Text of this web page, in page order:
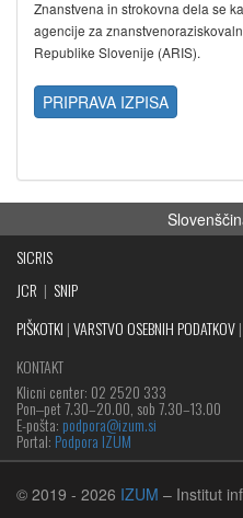
Znanstvena in strokovna dela se
agencije za
Republike Slovenije (ARIS).
PRIPRAVA IZPISA
SICRIS
JCR | SNIP
PIŠKOTKI |VARSTVO OSEBNIH PODATKOV|
KONTAKT
Klicni center: 02 2520 333
Pon‒pet 7.30–20.00, sob 7.30–13.00
E-pošta: podpora@izum.si
Portal: Podpora IZUM
© 2019 - 2026 IZUM – Institut